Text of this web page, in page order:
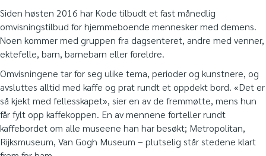
Siden høsten 2016 har Kode tilbudt et fast månedlig
omvisningstilbud for hjemmeboende mennesker med demens.
Noen kommer med gruppen fra dagsenteret, andre med venner,
ektefelle, barn, barnebarn eller foreldre.
Omvisningene tar for seg ulike tema, perioder og kunstnere, og
avsluttes alltid med kaffe og prat rundt et oppdekt bord. «Det er
så kjekt med fellesskapet», sier en av de fremmøtte, mens hun
får fylt opp kaffekoppen. En av mennene forteller rundt
kaffebordet om alle museene han har besøkt; Metropolitan,
Rijksmuseum, Van Gogh Museum – plutselig står stedene klart